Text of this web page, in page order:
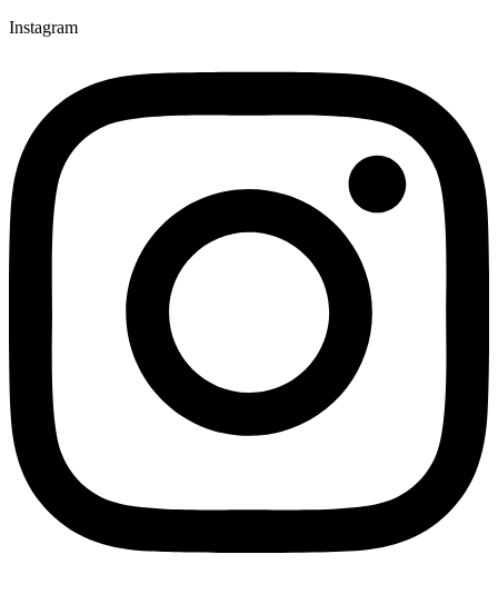
Instagram